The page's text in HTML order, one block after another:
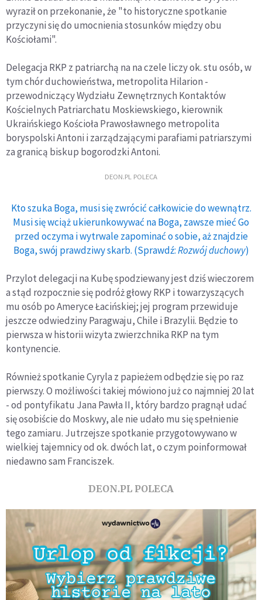
wyraził on przekonanie, że "to historyczne spotkanie
przyczyni się do umocnienia stosunków między obu
Kościołami".
Delegacja RKP z patriarchą na na czele liczy ok. stu osób, w
tym chór duchowieństwa, metropolita Hilarion -
przewodniczący Wydziału Zewnętrznych Kontaktów
Kościelnych Patriarchatu Moskiewskiego, kierownik
Ukraińskiego Kościoła Prawosławnego metropolita
boryspolski Antoni i zarządzającymi parafiami patriarszymi
za granicą biskup bogorodzki Antoni.
DEON.PL POLECA
Kto szuka Boga, musi się zwrócić całkowicie do wewnątrz.
Musi się wciąż ukierunkowywać na Boga, zawsze mieć Go
przed oczyma i wytrwale zapominać o sobie, aż znajdzie
Boga, swój prawdziwy skarb. (Sprawdź:Rozwój duchowy)
Przylot delegacji na Kubę spodziewany jest dziś wieczorem
a stąd rozpocznie się podróż głowy RKP i towarzyszących
mu osób po Ameryce Łacińskiej; jej program przewiduje
jeszcze odwiedziny Paragwaju, Chile i Brazylii. Będzie to
pierwsza w historii wizyta zwierzchnika RKP na tym
kontynencie.
Również spotkanie Cyryla z papieżem odbędzie się po raz
pierwszy. O możliwości takiej mówiono już co najmniej 20 lat
- od pontyfikatu Jana Pawła II, który bardzo pragnął udać
się osobiście do Moskwy, ale nie udało mu się spełnienie
tego zamiaru. Jutrzejsze spotkanie przygotowywano w
wielkiej tajemnicy od ok. dwóch lat, o czym poinformował
niedawno sam Franciszek.
DEON.PL POLECA